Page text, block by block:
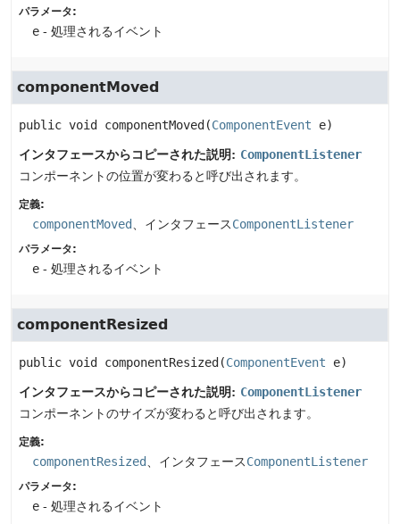
パラメータ:
e - 処理されるイベント
componentMoved
public void componentMoved (ComponentEvent e)
インタフェースからコピーされた説明: ComponentListener
コンポーネントの位置が変わると呼び出されます。
定義:
componentMoved 、インタフェースComponentListener
パラメータ:
e - 処理されるイベント
componentResized
public void componentResized (ComponentEvent e)
インタフェースからコピーされた説明: ComponentListener
コンポーネントのサイズが変わると呼び出されます。
定義:
componentResized 、インタフェースComponentListener
パラメータ:
e - 処理されるイベント